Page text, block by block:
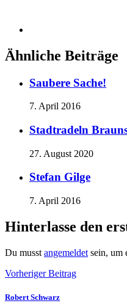
Ähnliche Beiträge
Saubere Sache!
7. April 2016
Stadtradeln
27. August 2020
Stefan Gilge
7. April 2016
Hinterlasse den
Du musst angemeldet sein, um
Vorheriger Beitrag
Robert Schwarz